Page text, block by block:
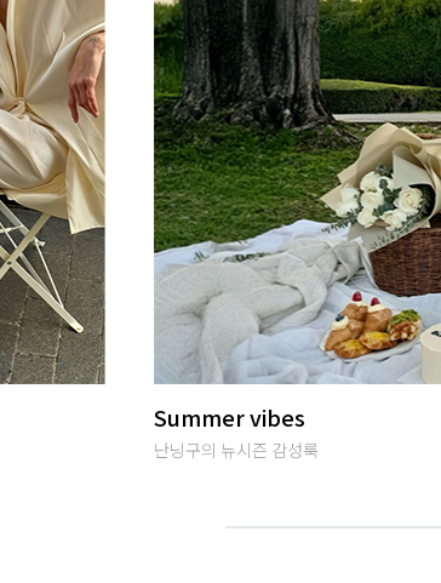
썸머여행룩
편안하면서 특별한 휴양지룩